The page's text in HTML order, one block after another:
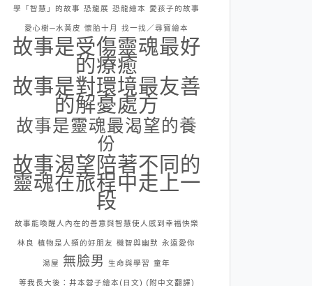
學「智慧」的故事 恐龍展 恐龍繪本 愛孩子的故事
愛心樹─水黃皮 懷胎十月 找一找／尋寶繪本
故事是受傷靈魂最好
的療癒
故事是對環境最友善
的解憂處方
故事是靈魂最渴望的養
份
故事渴望陪著不同的
靈魂在旅程中走上一
段
故事能喚醒人內在的善意與智慧使人感到幸福快樂
林良 植物是人類的好朋友 機智與幽默 永遠愛你
湯屋 無臉男 生命與學習 童年
等我長大後：井本蓉子繪本(日文) (附中文翻譯)